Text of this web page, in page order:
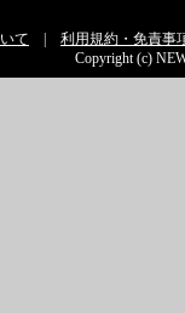
て
利用規約・免責事
Copyright (c)